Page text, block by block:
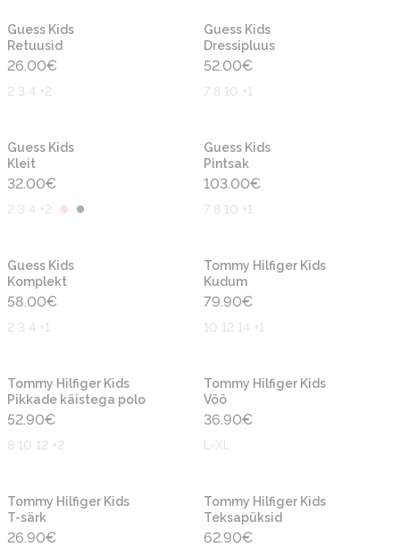
Guess Kids
Retuusid
26.00€
2 3 4 +2
Guess Kids
Dressipluus
52.00€
7 8 10 +1
Guess Kids
Kleit
32.00€
2 3 4 +2
Guess Kids
Pintsak
103.00€
7 8 10 +1
Guess Kids
Komplekt
58.00€
2 3 4 +1
Tommy Hilfiger Kids
Kudum
79.90€
10 12 14 +1
Tommy Hilfiger Kids
Pikkade käistega polo
52.90€
8 10 12 +2
Tommy Hilfiger Kids
Vöö
36.90€
L-XL
Tommy Hilfiger Kids
T-särk
26.90€
Tommy Hilfiger Kids
Teksapüksid
62.90€